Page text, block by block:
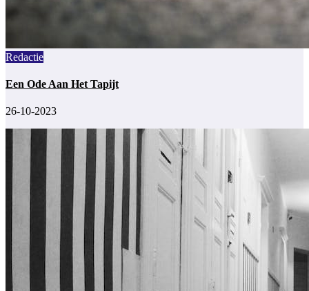
Redactie
Een Ode Aan Het Tapijt
26-10-2023